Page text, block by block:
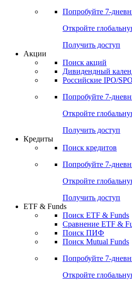
Попробуйте 7-
Откройте
Получить доступ
Акции
Поиск акций
Дивидендный
Российские IPO/SPO
Попробуйте 7-
Откройте
Получить доступ
Кредиты
Поиск кредитов
Попробуйте 7-
Откройте
Получить доступ
ETF & Funds
Поиск ETF & Funds
Сравнение ETF &
Поиск ПИФ
Поиск Mutual Funds
Попробуйте 7-
Откройте